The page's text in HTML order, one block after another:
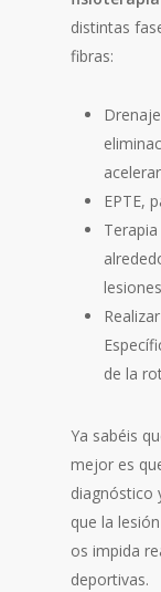
distintas
fibras:
EPTE,
de la
Ya sabéis
mejor es
diagnóstico
que la
os impida
deportivas.